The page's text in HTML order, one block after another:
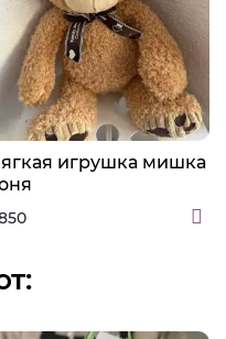
игрушка мишка